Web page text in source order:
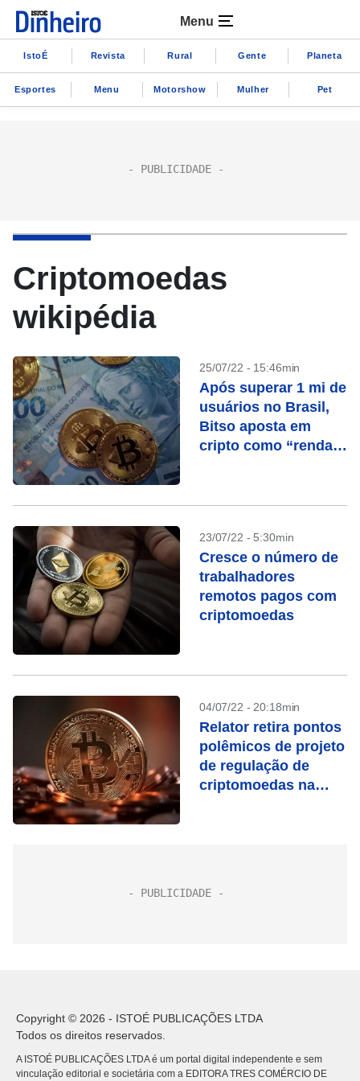
Menu
IstoÉ Revista Rural Gente Planeta
Esportes Menu Motorshow Mulher Pet
Criptomoedas
wikipédia
25/07/22 - 15:46min
Após superar 1 mi de
usuários no Brasil,
Bitso aposta em
cripto como “renda
23/07/22 - 5:30min
Cresce o número de
trabalhadores
remotos pagos com
criptomoedas
04/07/22 - 20:18min
Relator retira pontos
polêmicos de projeto
de regulação de
criptomoedas na
Copyright © 2026 - ISTOÉ PUBLICAÇÕES LTDA
Todos os direitos reservados.
A ISTOÉ PUBLICAÇÕES LTDA é um portal digital independente e sem
vinculação editorial e societária com a EDITORA TRES COMÉRCIO DE